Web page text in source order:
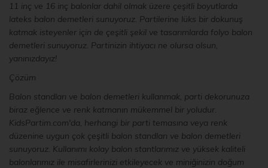
11 inç ve 16 inç balonlar dahil olmak üzere çeşitli boyutlarda
lateks balon demetleri sunuyoruz. Partilerine lüks bir dokunuş
katmak isteyenler için de çeşitli şekil ve tasarımlarda folyo balon
demetleri sunuyoruz. Partinizin ihtiyacı ne olursa olsun,
yanınızdayız!
Çözüm
Balon standları ve balon demetleri kullanmak, parti dekorunuza
biraz eğlence ve renk katmanın mükemmel bir yoludur.
KidsPartim.com'da, herhangi bir parti temasına veya renk
düzenine uygun çok çeşitli balon standları ve balon demetleri
sunuyoruz. Kullanımı kolay balon stantlarımız ve yüksek kaliteli
balonlarımız ile misafirlerinizi etkileyecek ve miniğinizin doğum